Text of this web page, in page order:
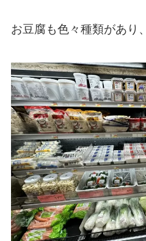
お豆腐も色々種類があり、